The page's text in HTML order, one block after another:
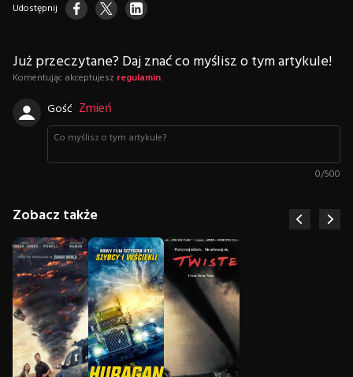
Udostępnij
Już przeczytane? Daj znać co myślisz o tym artykule!
Komentując akceptujesz regulamin.
Gość Zmień
0/500
Zobacz także